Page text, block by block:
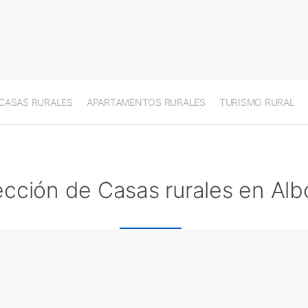
RURALES APARTAMENTOS RURALES TURISMO RURAL
de Casas rurales en